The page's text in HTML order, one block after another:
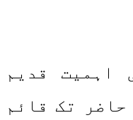
قدیم
تک قائم